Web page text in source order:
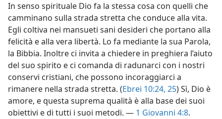
In senso spirituale Dio fa la stessa cosa con quelli che
camminano sulla strada stretta che conduce alla vita.
Egli coltiva nei mansueti sani desideri che portano alla
felicità e alla vera libertà. Lo fa mediante la sua Parola,
la Bibbia. Inoltre ci invita a chiedere in preghiera l’aiuto
del suo spirito e ci comanda di radunarci con i nostri
conservi cristiani, che possono incoraggiarci a
rimanere nella strada stretta. (Ebrei 10:24, 25) Sì, Dio è
amore, e questa suprema qualità è alla base dei suoi
obiettivi e di tutti i suoi metodi. — 1 Giovanni 4:8.